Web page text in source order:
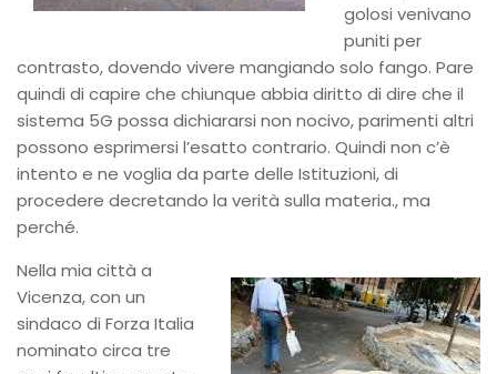
golosi venivano
puniti per
contrasto, dovendo vivere mangiando solo fango. Pare
quindi di capire che chiunque abbia diritto di dire che il
sistema 5G possa dichiararsi non nocivo, parimenti altri
possono esprimersi l’esatto contrario. Quindi non c’è
intento e ne voglia da parte delle Istituzioni, di
procedere decretando la verità sulla materia., ma
perché.
Nella mia città a
Vicenza, con un
sindaco di Forza Italia
nominato circa tre